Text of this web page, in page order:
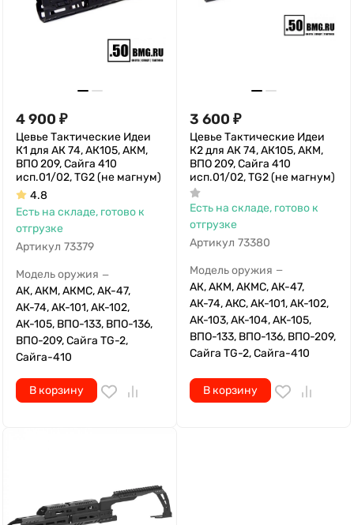
4 900 ₽
Цевье Тактические Идеи
К1 для АК 74, АК105, АКМ,
ВПО 209, Сайга 410
исп.01/02, TG2 (не магнум)
4.8
Есть на складе, готово к
отгрузке
Артикул 73379
Модель оружия —
АК, АКМ, АКМС, АК-47,
АК-74, АК-101, АК-102,
АК-105, ВПО-133, ВПО-136,
ВПО-209, Сайга TG-2,
Сайга-410
В корзину
3 600 ₽
Цевье Тактические Идеи
К2 для АК 74, АК105, АКМ,
ВПО 209, Сайга 410
исп.01/02, TG2 (не магнум)
Есть на складе, готово к
отгрузке
Артикул 73380
Модель оружия —
АК, АКМ, АКМС, АК-47,
АК-74, АКС, АК-101, АК-102,
АК-103, АК-104, АК-105,
ВПО-133, ВПО-136, ВПО-209,
Сайга TG-2, Сайга-410
В корзину